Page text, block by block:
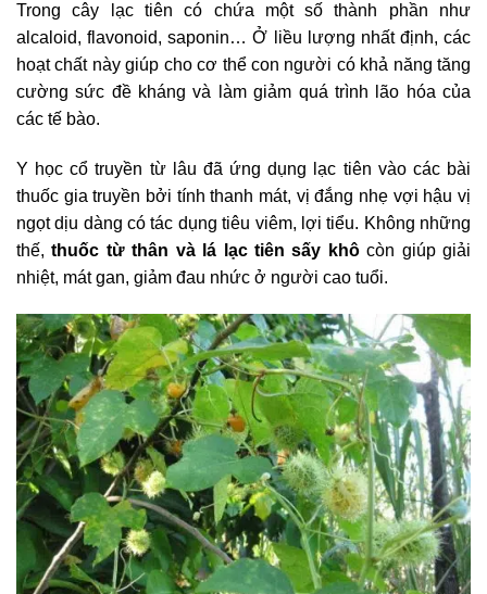
Trong cây lạc tiên có chứa một số thành phần như
alcaloid, flavonoid, saponin… Ở liều lượng nhất định, các
hoạt chất này giúp cho cơ thể con người có khả năng tăng
cường sức đề kháng và làm giảm quá trình lão hóa của
các tế bào.
Y học cổ truyền từ lâu đã ứng dụng lạc tiên vào các bài
thuốc gia truyền bởi tính thanh mát, vị đắng nhẹ vợi hậu vị
ngọt dịu dàng có tác dụng tiêu viêm, lợi tiểu. Không những
thế,thuốc từ thân và lá lạc tiên sấy khôcòn giúp giải
nhiệt, mát gan, giảm đau nhức ở người cao tuổi.